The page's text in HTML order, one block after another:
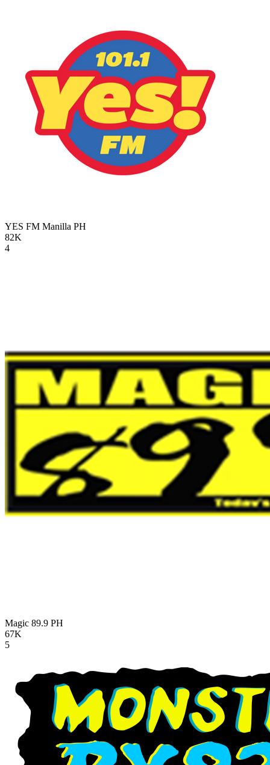
YES FM Manilla PH
82K
4
Magic 89.9 PH
67K
5